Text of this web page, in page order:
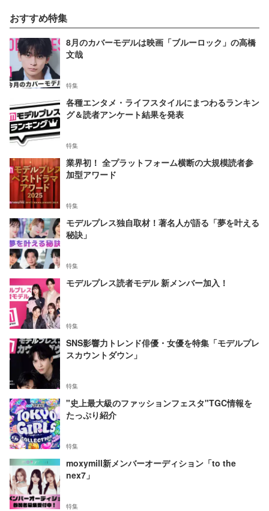
おすすめ特集
8月のカバーモデルは映画「ブルーロック」の高橋
文哉
特集
各種エンタメ・ライフスタイルにまつわるランキン
グ＆読者アンケート結果を発表
特集
業界初！ 全プラットフォーム横断の大規模読者参
加型アワード
特集
モデルプレス独自取材！著名人が語る「夢を叶える
秘訣」
特集
モデルプレス読者モデル 新メンバー加入！
特集
SNS影響力トレンド俳優・女優を特集「モデルプレ
スカウントダウン」
特集
"史上最大級のファッションフェスタ"TGC情報を
たっぷり紹介
特集
moxymill新メンバーオーディション「to the
nex7」
特集